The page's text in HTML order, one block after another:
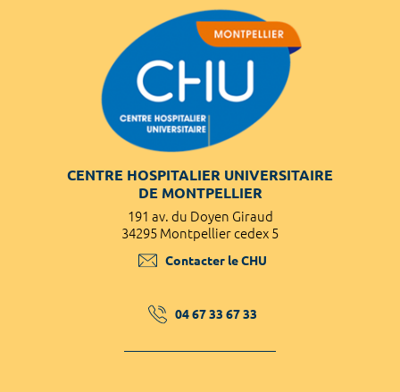
CENTRE HOSPITALIER UNIVERSITAIRE
DE MONTPELLIER
191 av. du Doyen Giraud
34295 Montpellier cedex 5
Contacter le CHU
04 67 33 67 33